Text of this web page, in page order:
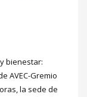
bienestar:
AVEC-Gremio
la sede de